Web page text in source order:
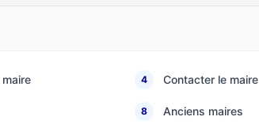
4 Contacter le maire
8 Anciens maires